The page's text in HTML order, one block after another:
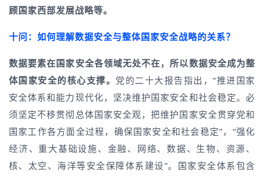
顾国家西部发展战略等。
十问：如何理解数据安全与整体国家安全战略的关系？
数据要素在国家安全各领域无处不在，所以数据安全成为整
体国家安全的核心支撑。 党的二十大报告指出，“推进国家
安全体系和能力现代化，坚决维护国家安全和社会稳定。必
须坚定不移贯彻总体国家安全观，把维护国家安全贯穿党和
国家工作各方面全过程，确保国家安全和社会稳定”，“强化
经济、重大基础设施、金融、网络、数据、生物、资源、
核、太空、海洋等安全保障体系建设”。国家安全体系包含